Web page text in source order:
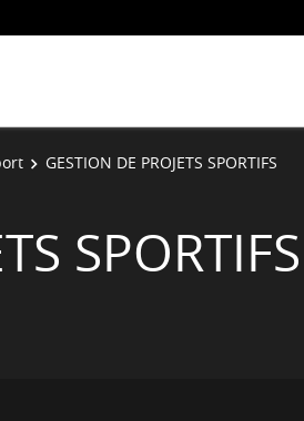
GESTION DE PROJETS SPORTIFS
SPORTIFS